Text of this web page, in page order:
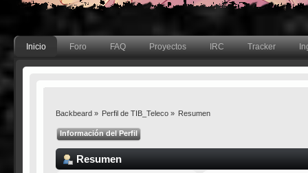
Inicio Foro FAQ Proyectos IRC Tracker
Backbeard» Perfil de TIB_Teleco» Resumen
Información del Perfil
Resumen